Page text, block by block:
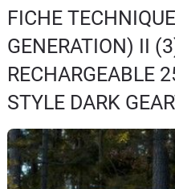
Essais
Guide
d'achat
Electriques
Utilitaires
FICHE
GENERATION) II
RECHARGEABLE
STYLE DARK